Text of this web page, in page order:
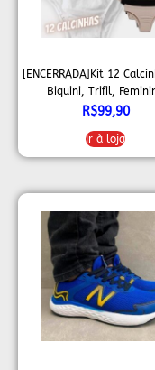
[ENCERRADA]Kit 12
Biquini, Trifil,
R$99,90
Ir à loja